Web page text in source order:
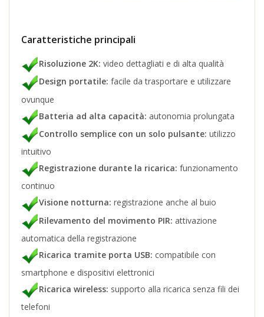
Caratteristiche principali
Risoluzione 2K: video dettagliati e di alta qualità
Design portatile: facile da trasportare e utilizzare
ovunque
Batteria ad alta capacità: autonomia prolungata
Controllo semplice con un solo pulsante: utilizzo
intuitivo
Registrazione durante la ricarica: funzionamento
continuo
Visione notturna: registrazione anche al buio
Rilevamento del movimento PIR: attivazione
automatica della registrazione
Ricarica tramite porta USB: compatibile con
smartphone e dispositivi elettronici
Ricarica wireless: supporto alla ricarica senza fili dei
telefoni